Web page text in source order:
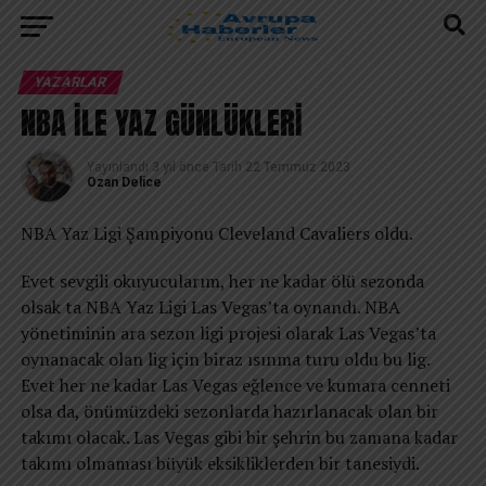
YAZARLAR
NBA İLE YAZ GÜNLÜKLERİ
Yayınlandı 3 yıl önce Tarih 22 Temmuz 2023
Ozan Delice
NBA Yaz Ligi Şampiyonu Cleveland Cavaliers oldu.
Evet sevgili okuyucularım, her ne kadar ölü sezonda
olsak ta NBA Yaz Ligi Las Vegas’ta oynandı. NBA
yönetiminin ara sezon ligi projesi olarak Las Vegas’ta
oynanacak olan lig için biraz ısınma turu oldu bu lig.
Evet her ne kadar Las Vegas eğlence ve kumara cenneti
olsa da, önümüzdeki sezonlarda hazırlanacak olan bir
takımı olacak. Las Vegas gibi bir şehrin bu zamana kadar
takımı olmaması büyük eksikliklerden bir tanesiydi.